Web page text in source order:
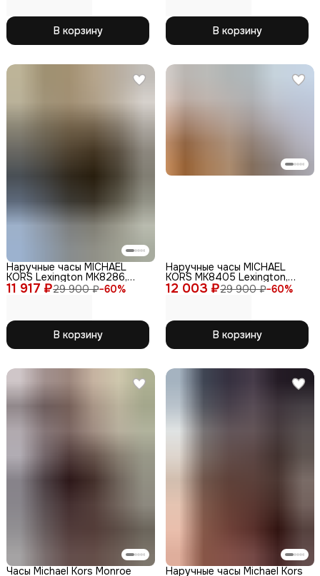
В корзину В корзину
11 917 ₽29 900 ₽−60%
Наручные часы MICHAEL
KORS Lexington MK8286,
кварцевые, WR100,
аналоговый циферблат
В корзину
12 003 ₽29 900 ₽−60%
Наручные часы MICHAEL
KORS MK8405 Lexington,
кварцевые,
водонепроницаемые, IP-
В корзину
Часы Michael Kors Monroe Наручные часы Michael Kors